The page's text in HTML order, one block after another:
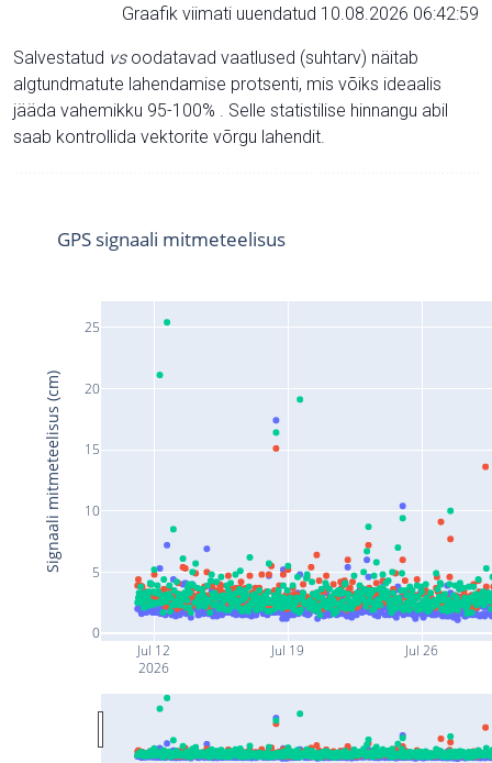
Graafik viimati uuendatud 10.08.2026 06:42:59
Salvestatud vsoodatavad vaatlused (suhtarv) näitab
algtundmatute lahendamise protsenti, mis võiks ideaalis
jääda vahemikku 95-100% . Selle statistilise hinnangu abil
saab kontrollida vektorite võrgu lahendit.
Jul 12
2026
Jul 19 Jul 26
0
5
10
15
20
25
GPS signaali mitmeteelisus
Signaali mitmeteelisus (cm)